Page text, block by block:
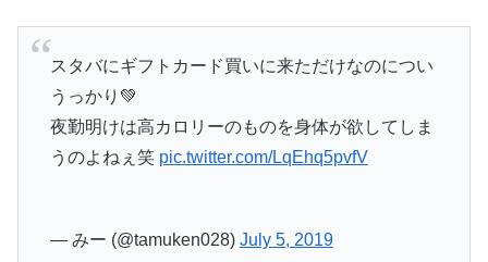
スタバにギフトカード買いに来ただけなのについ
うっかり💚
夜勤明けは高カロリーのものを身体が欲してしま
うのよねぇ笑 pic.twitter.com/LqEhq5pvfV
— みー (@tamuken028) July 5, 2019